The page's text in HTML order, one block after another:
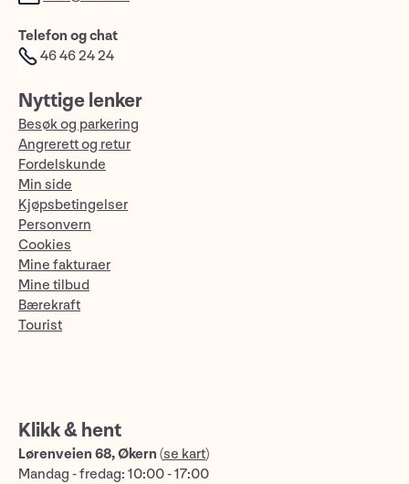
Telefon og chat
46 46 24 24
Nyttige lenker
Besøk og parkering
Angrerett og retur
Fordelskunde
Min side
Kjøpsbetingelser
Personvern
Cookies
Mine fakturaer
Mine tilbud
Bærekraft
Tourist
Klikk & hent
Lørenveien 68, Økern (se kart)
Mandag - fredag: 10:00 - 17:00